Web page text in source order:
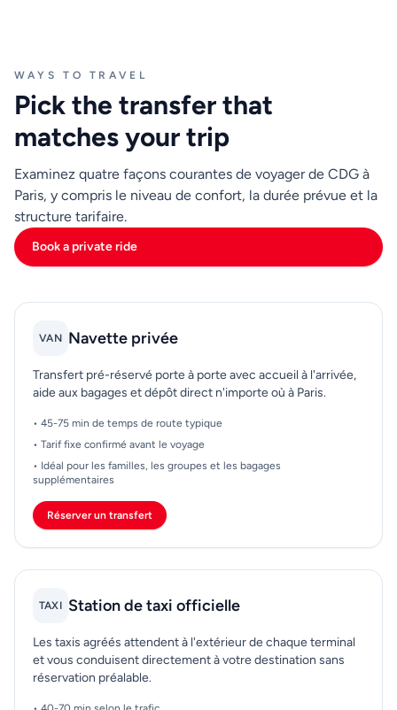
Une bonne liste de contrôle avant l'arrivée est simple :
gardez votre téléphone connecté à l'atterrissage,
vérifiez votre adresse exacte de dépôt à Paris. Ces
détails aident les chauffeurs à vous localiser plus
rapidement et à éviter la confusion aux points de prise
en charge. Avec l'itinéraire organisé à l'avance, vous
pouvez vous concentrer sur l'enregistrement et le
début de vos plans au lieu de dépanner le transport à
WAYS TO TRAVEL
Pick the transfer that
matches your trip
Examinez quatre façons courantes de voyager de CDG à
Paris, y compris le niveau de confort, la durée prévue et la
structure tarifaire.
Book a private ride
VAN Navette privée
Transfert pré-réservé porte à porte avec accueil à l'arrivée,
aide aux bagages et dépôt direct n'importe où à Paris.
• 45-75 min de temps de route typique
• Tarif fixe confirmé avant le voyage
• Idéal pour les familles, les groupes et les bagages
supplémentaires
Réserver un transfert
TAXI Station de taxi officielle
Les taxis agréés attendent à l'extérieur de chaque terminal
et vous conduisent directement à votre destination sans
réservation préalable.